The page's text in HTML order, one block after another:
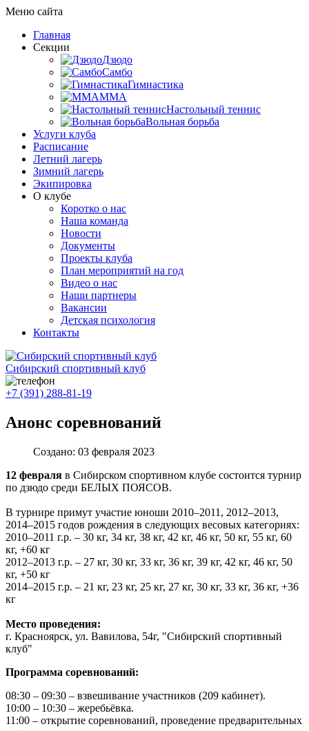
Меню сайта
Главная
Секции
Дзюдо
Самбо
Гимнастика
MMA
Настольный теннис
Вольная борьба
Услуги клуба
Расписание
Летний лагерь
Зимний лагерь
Экипировка
О клубе
Коротко о нас
Наша команда
Новости
Документы
Проекты клуба
План мероприятий на год
Видео о нас
Наши партнеры
Вакансии
Детская психология
Контакты
Сибирский спортивный клуб
+7 (391) 288-81-19
Анонс соревнований
Создано: 03 февраля 2023
12 февраля в Сибирском спортивном клубе состоится турнир
по дзюдо среди БЕЛЫХ ПОЯСОВ.
В турнире примут участие юноши 2010–2011, 2012–2013,
2014–2015 годов рождения в следующих весовых категориях:
2010–2011 г.р. – 30 кг, 34 кг, 38 кг, 42 кг, 46 кг, 50 кг, 55 кг, 60
кг, +60 кг
2012–2013 г.р. – 27 кг, 30 кг, 33 кг, 36 кг, 39 кг, 42 кг, 46 кг, 50
кг, +50 кг
2014–2015 г.р. – 21 кг, 23 кг, 25 кг, 27 кг, 30 кг, 33 кг, 36 кг, +36
кг
Место проведения:
г. Красноярск, ул. Вавилова, 54г, "Сибирский спортивный
клуб"
Программа соревнований:
08:30 – 09:30 – взвешивание участников (209 кабинет).
10:00 – 10:30 – жеребьёвка.
11:00 – открытие соревнований, проведение предварительных